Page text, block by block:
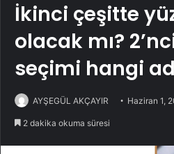
İkinci çeşitte
olacak mı?
seçimi hangi
AYŞEGÜL AKÇAYIR Haziran 1,
2 dakika okuma süresi